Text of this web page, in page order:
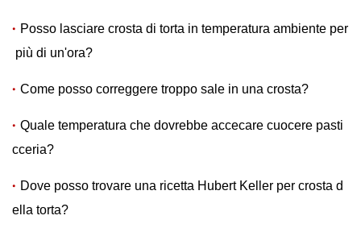
Posso lasciare crosta di torta in temperatura ambiente per
più di un'ora?
Come posso correggere troppo sale in una crosta?
Quale temperatura che dovrebbe accecare cuocere pasti
cceria?
Dove posso trovare una ricetta Hubert Keller per crosta d
ella torta?